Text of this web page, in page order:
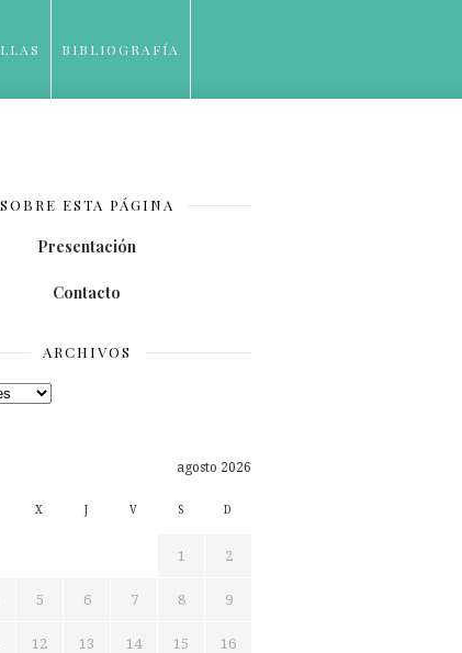
BIBLIOGRAFÍA
SOBRE ESTA PÁGINA
Presentación
Contacto
ARCHIVOS
agosto 2026
X J V S D
1 2
5 6 7 8 9
12 13 14 15 16